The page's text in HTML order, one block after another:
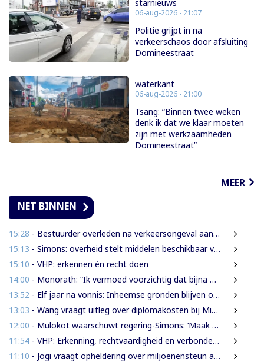
starnieuws
06-aug-2026 - 21:07
Politie grijpt in na
verkeerschaos door afsluiting
Domineestraat
waterkant
06-aug-2026 - 21:00
Tsang: “Binnen twee weken
denk ik dat we klaar moeten
zijn met werkzaamheden
Domineestraat”
MEER
NET BINNEN
15:28 - Bestuurder overleden na verkeersongeval aan Commissaris Weythingweg
15:13 - Simons: overheid stelt middelen beschikbaar voor onderzoek na Heritage Month 2026
15:10 - VHP: erkennen én recht doen
14:00 - Monorath: “Ik vermoed voorzichtig dat bijna 30% personen in gevangenissen oplichters zijn”
13:52 - Elf jaar na vonnis: Inheemse gronden blijven onbeschermd in Suriname
13:03 - Wang vraagt uitleg over diplomakosten bij Miranda Lyceum
12:00 - Mulokot waarschuwt regering-Simons: ‘Maak van 5-kilometerwet geen uitstel van echte grondenrechten’
11:54 - VHP: Erkenning, rechtvaardigheid en verbondenheid op 9 augustus
11:10 - Jogi vraagt opheldering over miljoenensteun aan SLM en behaalde resultaten